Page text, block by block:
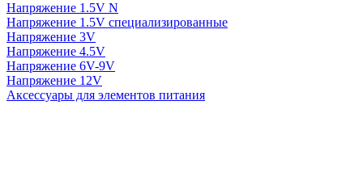
Напряжение 1.5V N
Напряжение 1.5V специализированные
Напряжение 3V
Напряжение 4.5V
Напряжение 6V-9V
Напряжение 12V
Аксессуары для элементов питания